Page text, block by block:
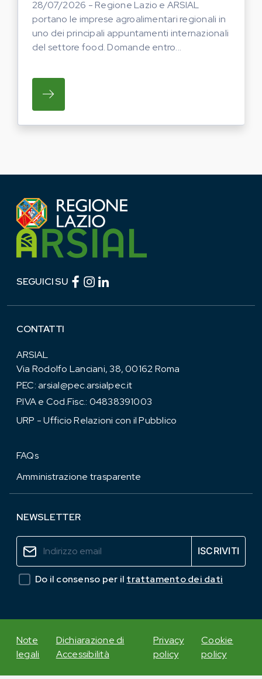
28/07/2026 - Regione Lazio e ARSIAL
portano le imprese agroalimentari regionali in
uno dei principali appuntamenti internazionali
del settore food. Domande entro...
SU REGIONE LAZIO E ARSIAL PORTANO
SEGUICI SU Facebook (link esterno)
Instagram (link esterno)
CONTATTI
ARSIAL
Via Rodolfo Lanciani, 38, 00162 Roma
PEC:arsial@pec.arsialpec.it
P.IVA e Cod.Fisc.: 04838391003
URP - Ufficio Relazioni con il Pubblico
FAQs
Amministrazione trasparente
NEWSLETTER
Do il consenso per il trattamento dei dati
Note
legali
Dichiarazione di
Accessibilità
Privacy
policy
Cookie
policy